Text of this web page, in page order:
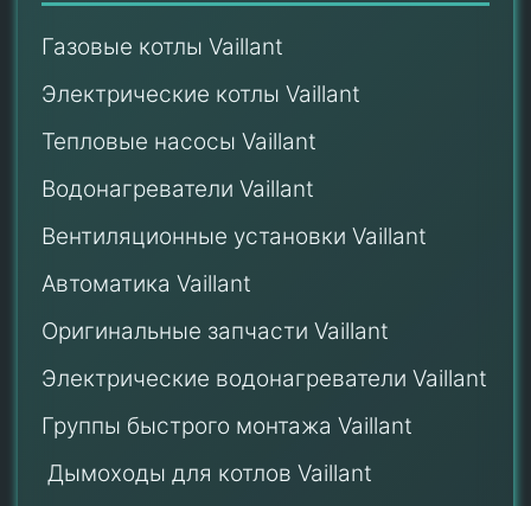
Газовые котлы Vaillant
Электрические котлы Vaillant
Тепловые насосы Vaillant
Водонагреватели Vaillant
Вентиляционные установки Vaillant
Автоматика Vaillant
Оригинальные запчасти Vaillant
Электрические водонагреватели Vaillant
Группы быстрого монтажа Vaillant
Дымоходы для котлов Vaillant